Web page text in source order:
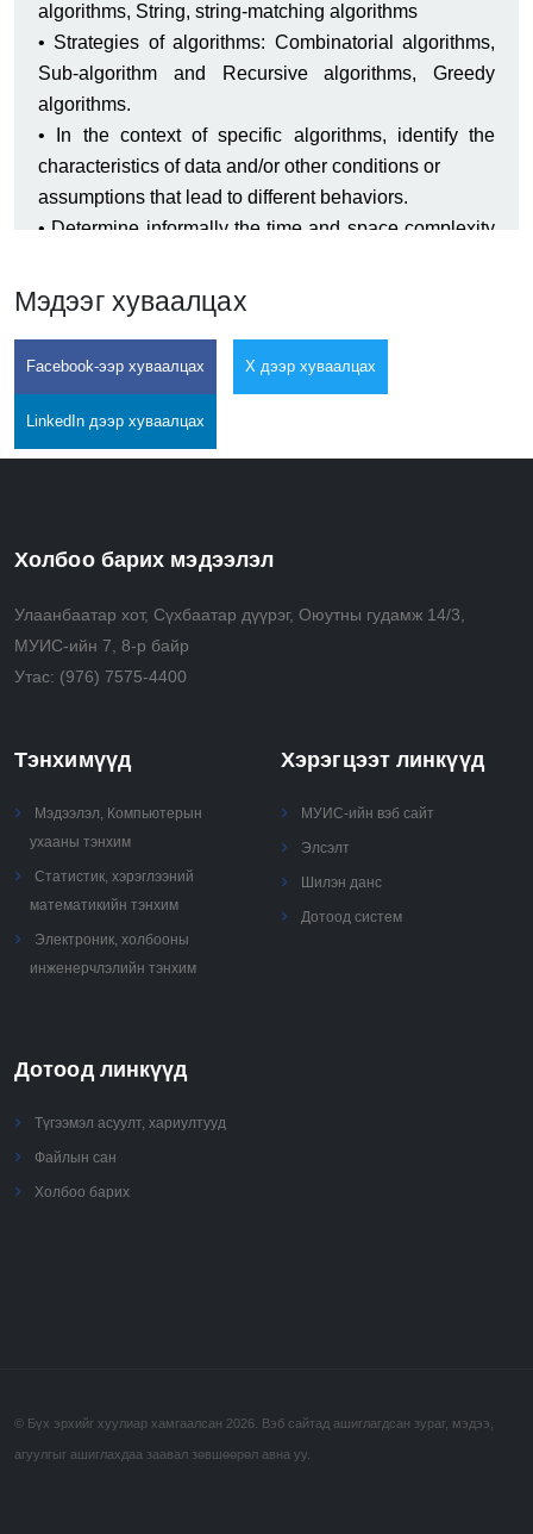
algorithms, String, string-matching algorithms
• Strategies of algorithms: Combinatorial algorithms,
Sub-algorithm and Recursive algorithms, Greedy
algorithms.
• In the context of specific algorithms, identify the
characteristics of data and/or other conditions or
assumptions that lead to different behaviors.
• Determine informally the time and space complexity
• Implement and examine basic numerical algorithms.
• Implement simple array sorting, and search
algorithms and explain the differences in their running
• Select and apply advanced algorithmic techniques
problems.
Мэдээг хуваалцах
Facebook-ээр хуваалцах X дээр хуваалцах
LinkedIn дээр хуваалцах
Холбоо барих мэдээлэл
Улаанбаатар хот, Сүхбаатар дүүрэг, Оюутны гудамж 14/3,
МУИС-ийн 7, 8-р байр
Утас: (976) 7575-4400
Тэнхимүүд
Мэдээлэл, Компьютерын
ухааны тэнхим
Статистик, хэрэглээний
математикийн тэнхим
Электроник, холбооны
инженерчлэлийн тэнхим
Хэрэгцээт линкүүд
МУИС-ийн вэб сайт
Элсэлт
Шилэн данс
Дотоод систем
Дотоод линкүүд
Түгээмэл асуулт, хариултууд
Файлын сан
Холбоо барих
© Бүх эрхийг хуулиар хамгаалсан 2026. Вэб сайтад ашиглагдсан зураг, мэдээ,
агуулгыг ашиглахдаа заавал зөвшөөрөл авна уу.